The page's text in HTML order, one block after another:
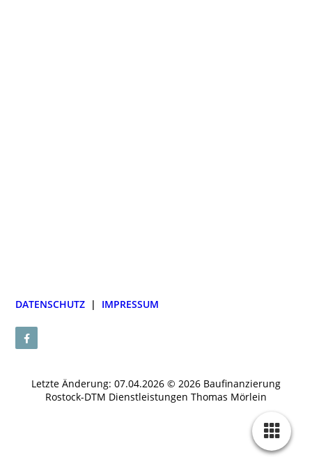
DATEN­SCHUTZ | IMPRESSUM
Letzte Änderung: 07.04.2026 © 2026 Baufinanzierung
Rostock-DTM Dienstleistungen Thomas Mörlein